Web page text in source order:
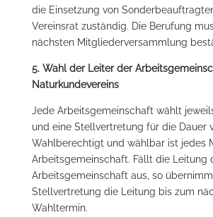
die Einsetzung von
Vereinsrat zuständig. Die Berufung
nächsten Mitgliederversammlung
5. Wahl der Leiter der
Naturkundevereins
Jede Arbeitsgemeinschaft wählt
und eine Stellvertretung für die Dauer
Wahlberechtigt und wählbar ist jedes
Arbeitsgemeinschaft. Fällt die Leitung
Arbeitsgemeinschaft aus, so
Stellvertretung die Leitung bis zum
Wahltermin.